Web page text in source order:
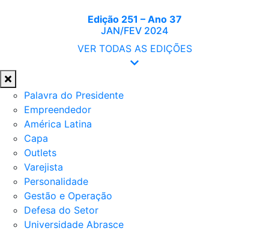
Edição 251 – Ano 37
JAN/FEV 2024
VER TODAS AS EDIÇÕES
Palavra do Presidente
Empreendedor
América Latina
Capa
Outlets
Varejista
Personalidade
Gestão e Operação
Defesa do Setor
Universidade Abrasce